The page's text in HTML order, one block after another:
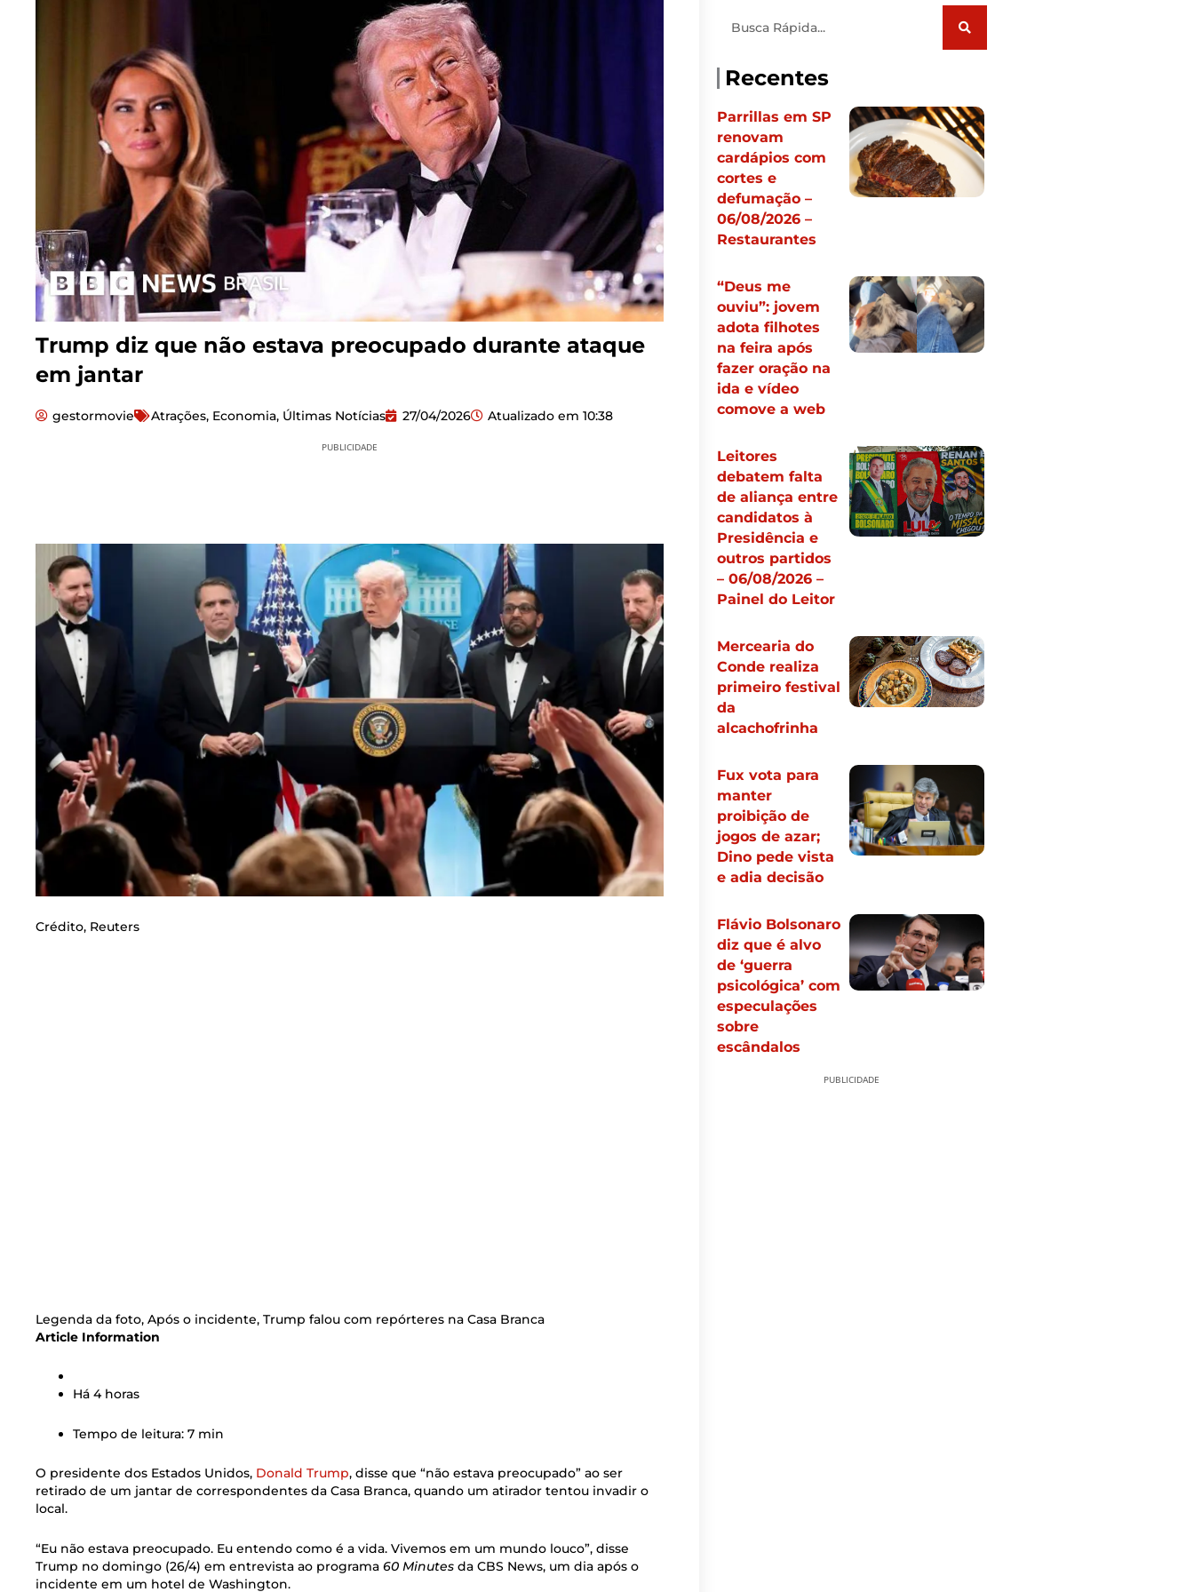
Trump diz que não estava preocupado durante ataque
em jantar
gestormovie Atrações, Economia, Últimas Notícias 27/04/2026 Atualizado em 10:38
PUBLICIDADE
Crédito, Reuters
Legenda da foto, Após o incidente, Trump falou com repórteres na Casa Branca
Article Information
Há 4 horas
Tempo de leitura: 7 min
O presidente dos Estados Unidos, Donald Trump, disse que “não estava preocupado” ao ser
retirado de um jantar de correspondentes da Casa Branca, quando um atirador tentou invadir o
local.
“Eu não estava preocupado. Eu entendo como é a vida. Vivemos em um mundo louco”, disse
Trump no domingo (26/4) em entrevista ao programa 60 Minutes da CBS News, um dia após o
incidente em um hotel de Washington.
Recentes
Parrillas em SP
renovam
cardápios com
cortes e
defumação –
06/08/2026 –
Restaurantes
“Deus me
ouviu”: jovem
adota filhotes
na feira após
fazer oração na
ida e vídeo
comove a web
Leitores
debatem falta
de aliança entre
candidatos à
Presidência e
outros partidos
– 06/08/2026 –
Painel do Leitor
Mercearia do
Conde realiza
primeiro festival
da
alcachofrinha
Fux vota para
manter
proibição de
jogos de azar;
Dino pede vista
e adia decisão
Flávio Bolsonaro
diz que é alvo
de ‘guerra
psicológica’ com
especulações
sobre
escândalos
PUBLICIDADE